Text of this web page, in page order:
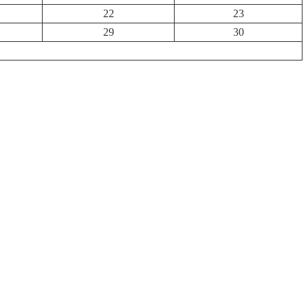
22
23
29
30